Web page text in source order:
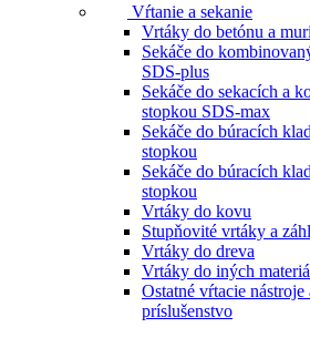
Vŕtanie a sekanie
Vrtáky do betónu a
Sekáče do
SDS-plus
Sekáče do sekacích a
stopkou SDS-max
Sekáče do búracích
stopkou
Sekáče do búracích
stopkou
Vrtáky do kovu
Stupňovité vrtáky a
Vrtáky do dreva
Vrtáky do iných
Ostatné vŕtacie nástroje
príslušenstvo